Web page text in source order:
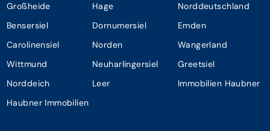
Großheide
Hage
Norddeutschland
Bensersiel
Dornumersiel
Emden
Carolinensiel
Norden
Wangerland
Wittmund
Neuharlingersiel
Greetsiel
Norddeich
Leer
Immobilien Haubner
Haubner Immobilien